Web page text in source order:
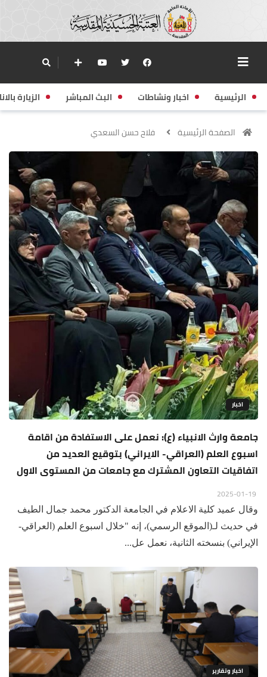
الرئيسية اخبار ونشاطات البث المباشر الزيارة
الصفحة الرئيسية فلاح حسن السعدي
اخبار
جامعة وارث الانبياء (ع): نعمل على الاستفادة من اقامة
اسبوع العلم (العراقي- الايراني) بتوقيع العديد من
اتفاقيات التعاون المشترك مع جامعات من المستوى الاول
وقال عميد كلية الاعلام في الجامعة الدكتور محمد جمال الطيف
في حديث لـ(الموقع الرسمي)، إنه "خلال اسبوع العلم (العراقي-
الإيراني) بنسخته الثانية، نعمل عل...
اخبار وتقارير